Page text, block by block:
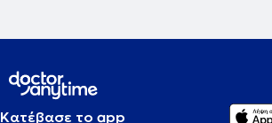
Κατέβασε το app